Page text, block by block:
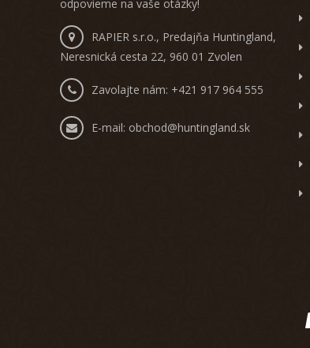
odpovieme na vaše otázky!
RAPIER s.r.o., Predajňa Huntingland,
Neresnická cesta 22, 960 01 Zvolen
Zavolajte nám: +421 917 964 555
E-mail: obchod@huntingland.sk